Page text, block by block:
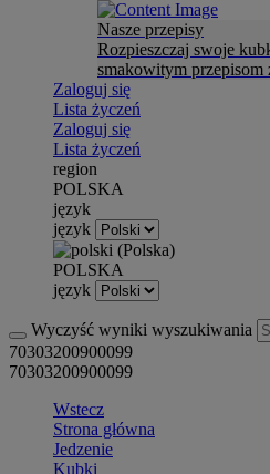
Nasze przepisy
Rozpieszczaj swoje
smakowitym przepisom
Zaloguj się
Lista życzeń
Zaloguj się
Lista życzeń
region
POLSKA
język
język
POLSKA
język
Wyczyść wyniki wyszukiwania
70303200900099
70303200900099
Wstecz
Strona główna
Jedzenie
Kubki